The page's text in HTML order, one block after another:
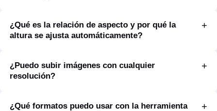
¿Qué es la relación de aspecto y por qué la
altura se ajusta automáticamente?
¿Puedo subir imágenes con cualquier
resolución?
¿Qué formatos puedo usar con la herramienta